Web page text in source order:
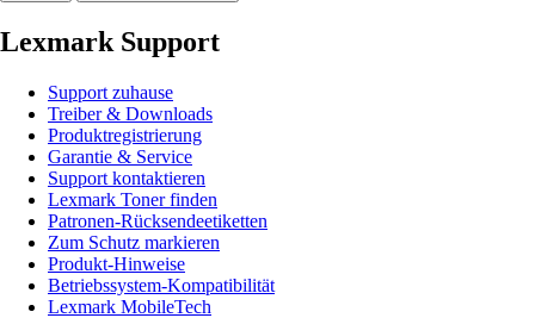
Lexmark Support
Support zuhause
Treiber & Downloads
Produktregistrierung
Garantie & Service
Support kontaktieren
Lexmark Toner finden
Patronen-Rücksendeetiketten
Zum Schutz markieren
Produkt-Hinweise
Betriebssystem-Kompatibilität
Lexmark MobileTech